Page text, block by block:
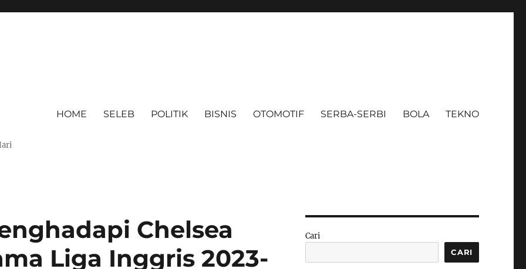
HOME SELEB POLITIK BISNIS OTOMOTIF SERBA-SERBI BOLA TEKNO
Chelsea
Liga Inggris 2023-
Cari
CARI